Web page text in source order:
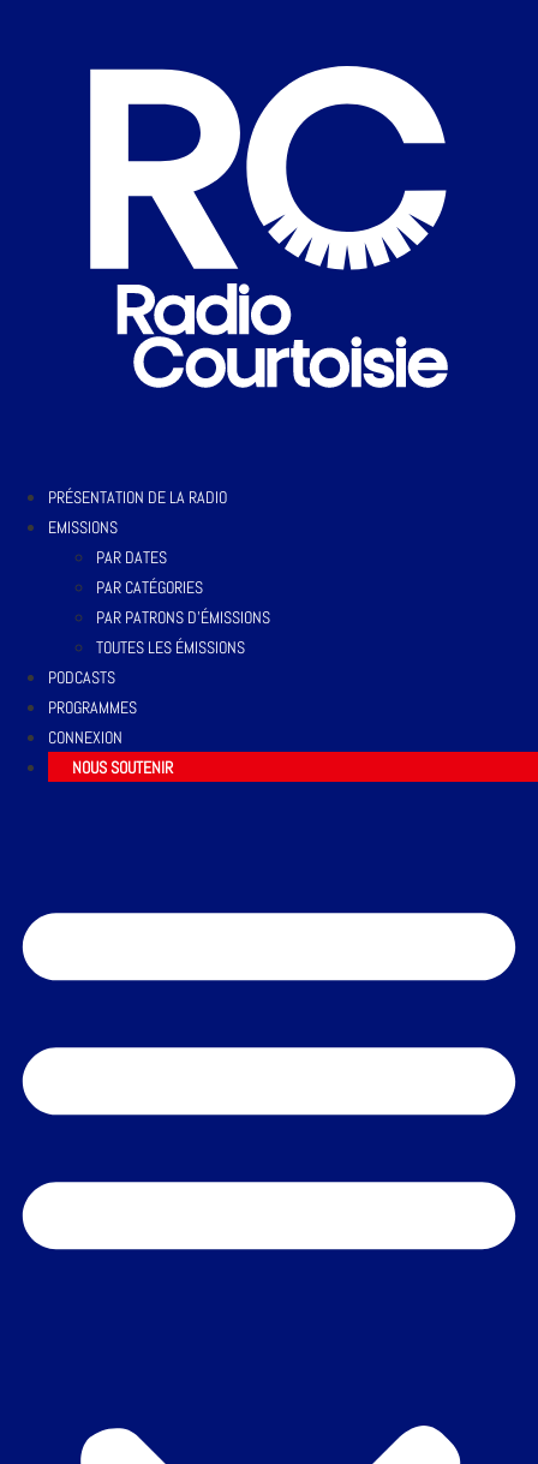
PRÉSENTATION DE LA RADIO
EMISSIONS
PAR DATES
PAR CATÉGORIES
PAR PATRONS D’ÉMISSIONS
TOUTES LES ÉMISSIONS
PODCASTS
PROGRAMMES
CONNEXION
NOUS SOUTENIR